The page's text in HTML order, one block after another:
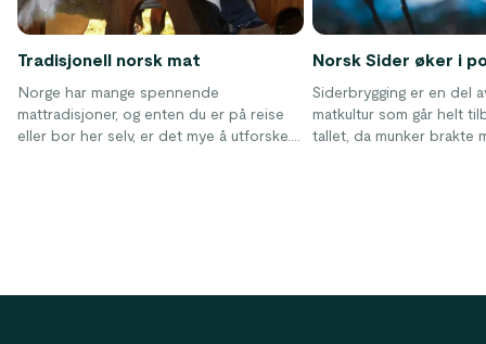
Tradisjonell norsk mat
Norge har mange spennende
mattradisjoner, og enten du er på reise
eller bor her selv, er det mye å utforske.
Norsk Sider øker i
Siderbrygging er en del
matkultur som går helt
tallet, da munker brakte